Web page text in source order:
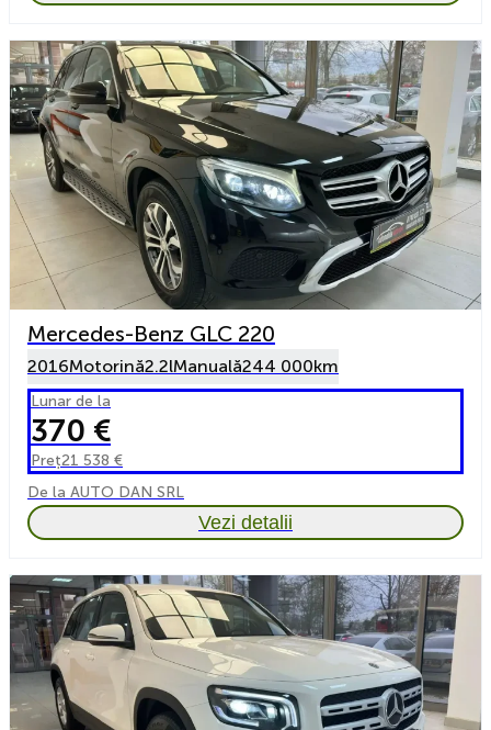
Mercedes-Benz GLC 220
2016Motorină2.2lManuală244 000km
Lunar de la
370 €
Preț21 538 €
De la AUTO DAN SRL
Vezi detalii